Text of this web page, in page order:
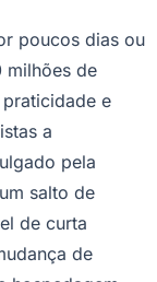
poucos dias ou
de
e
a
pela
salto de
de curta
de